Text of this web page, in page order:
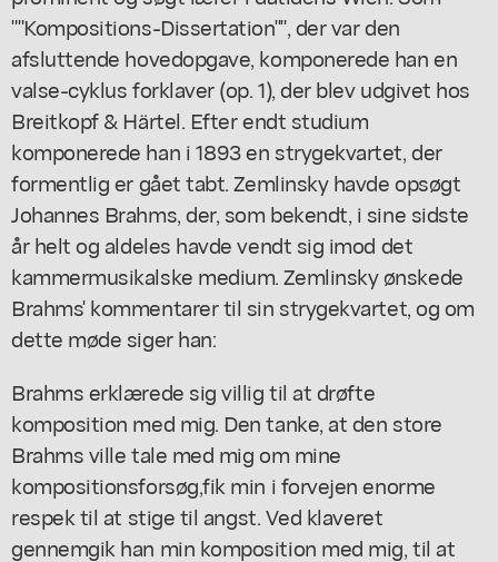
""Kompositions-Dissertation"", der var den
afsluttende hovedopgave, komponerede han en
valse-cyklus forklaver (op. 1), der blev udgivet hos
Breitkopf & Härtel. Efter endt studium
komponerede han i 1893 en strygekvartet, der
formentlig er gået tabt. Zemlinsky havde opsøgt
Johannes Brahms, der, som bekendt, i sine sidste
år helt og aldeles havde vendt sig imod det
kammermusikalske medium. Zemlinsky ønskede
Brahms' kommentarer til sin strygekvartet, og om
dette møde siger han:
Brahms erklærede sig villig til at drøfte
komposition med mig. Den tanke, at den store
Brahms ville tale med mig om mine
kompositionsforsøg,fik min i forvejen enorme
respek til at stige til angst. Ved klaveret
gennemgik han min komposition med mig, til at